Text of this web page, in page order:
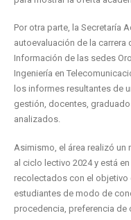
Por otra parte, la Secretaría
autoevaluación de la carrera
Información de las sedes
Ingeniería en
los informes resultantes de
gestión, docentes,
analizados.
Asimismo, el área realizó
al ciclo lectivo 2024 y está
recolectados con el objetivo
estudiantes de modo de
procedencia, preferencia de